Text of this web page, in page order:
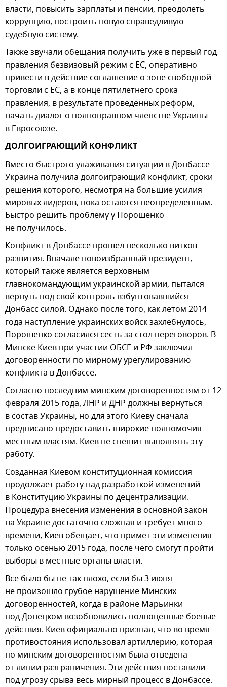
власти, повысить зарплаты и пенсии, преодолеть
коррупцию, построить новую справедливую
судебную систему.
Также звучали обещания получить уже в первый год
правления безвизовый режим с ЕС, оперативно
привести в действие соглашение о зоне свободной
торговли с ЕС, а в конце пятилетнего срока
правления, в результате проведенных реформ,
начать диалог о полноправном членстве Украины
в Евросоюзе.
ДОЛГОИГРАЮЩИЙ КОНФЛИКТ
Вместо быстрого улаживания ситуации в Донбассе
Украина получила долгоиграющий конфликт, сроки
решения которого, несмотря на большие усилия
мировых лидеров, пока остаются неопределенным.
Быстро решить проблему у Порошенко
не получилось.
Конфликт в Донбассе прошел несколько витков
развития. Вначале новоизбранный президент,
который также является верховным
главнокомандующим украинской армии, пытался
вернуть под свой контроль взбунтовавшийся
Донбасс силой. Однако после того, как летом 2014
года наступление украинских войск захлебнулось,
Порошенко согласился сесть за стол переговоров. В
Минске Киев при участии ОБСЕ и РФ заключил
договоренности по мирному урегулированию
конфликта в Донбассе.
Согласно последним минским договоренностям от 12
февраля 2015 года, ЛНР и ДНР должны вернуться
в состав Украины, но для этого Киеву сначала
предписано предоставить широкие полномочия
местным властям. Киев не спешит выполнять эту
работу.
Созданная Киевом конституционная комиссия
продолжает работу над разработкой изменений
в Конституцию Украины по децентрализации.
Процедура внесения изменения в основной закон
на Украине достаточно сложная и требует много
времени, Киев обещает, что примет эти изменения
только осенью 2015 года, после чего смогут пройти
выборы в местные органы власти.
Все было бы не так плохо, если бы 3 июня
не произошло грубое нарушение Минских
договоренностей, когда в районе Марьинки
под Донецком возобновились полноценные боевые
действия. Киев официально признал, что во время
противостояния использовал артиллерию, которая
по минским договоренностям была отведена
от линии разграничения. Эти действия поставили
под угрозу срыва весь мирный процесс в Донбассе.